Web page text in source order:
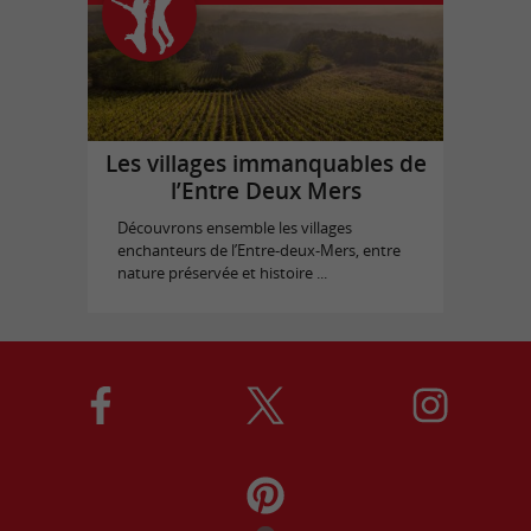
Les villages immanquables de
l’Entre Deux Mers
Découvrons ensemble les villages
enchanteurs de l’Entre-deux-Mers, entre
nature préservée et histoire ...